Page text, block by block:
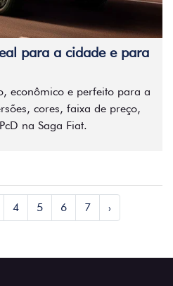
para a cidade e para
econômico e perfeito para a
cores, faixa de preço,
na Saga Fiat.
4 5 6 7 ›